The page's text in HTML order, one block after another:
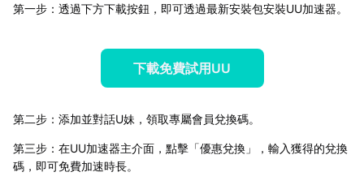
第一步：透過下方下載按鈕，即可透過最新安裝包安裝UU加速器。
下載免費試用UU
第二步：添加並對話U妹，領取專屬會員兌換碼。
第三步：在UU加速器主介面，點擊「優惠兌換」，輸入獲得的兌換
碼，即可免費加速時長。